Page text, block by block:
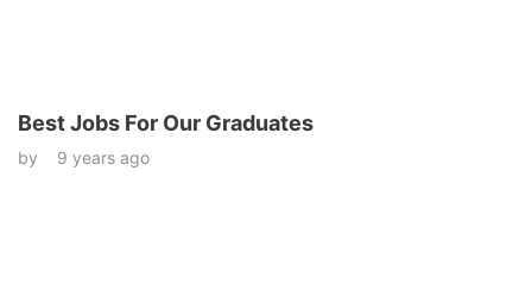
Best Jobs For Our Graduates
by 9 years ago